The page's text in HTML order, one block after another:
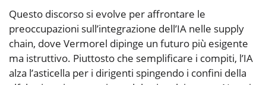
Questo discorso si evolve per affrontare le
preoccupazioni sull’integrazione dell’IA nelle supply
chain, dove Vermorel dipinge un futuro più esigente
ma istruttivo. Piuttosto che semplificare i compiti, l’IA
alza l’asticella per i dirigenti spingendo i confini della